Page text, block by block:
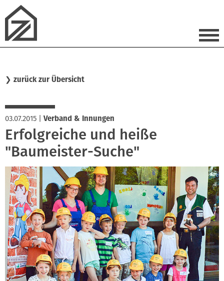
❯ zurück zur Übersicht
03.07.2015 Verband & Innungen
Erfolgreiche und heiße
"Baumeister-Suche"